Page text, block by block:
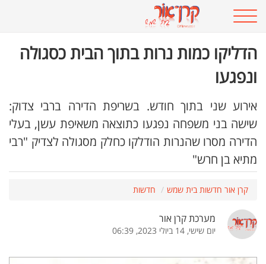
הדליקו כמות נרות בתוך הבית כסגולה
ונפגעו
אירוע שני בתוך חודש. בשריפת הדירה ברבי צדוק:
שישה בני משפחה נפגעו כתוצאה משאיפת עשן, בעלי
הדירה מסרו שהנרות הודלקו כחלק מסגולה לצדיק "רבי
מתיא בן חרש"
קרן אור חדשות בית שמש חדשות
מערכת קרן אור
יום שישי, 14 ביולי 2023, 06:39